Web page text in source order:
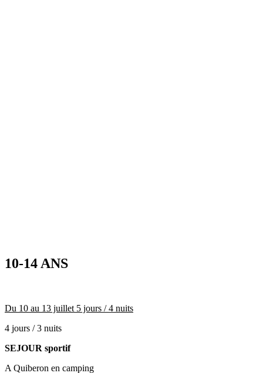
10-14 ANS
Du 10 au 13 juillet 5 jours / 4 nuits
4 jours / 3 nuits
SEJOUR sportif
A Quiberon en camping